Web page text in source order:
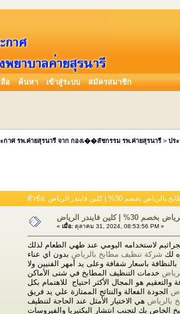
อ ค้นหา เข้าสู่ระบบ สมัครสมาชิก
กาศ รพ.ค่ายสุรนารี จาก กองเ��สัชกรรม รพ.ค่ายสุรนารี > ปร
فايندر الرياض
« เมื่อ: ตุลาคม 31, 2024, 08:53:56 PM »
لاستخدامه اليومي عند طهي الطعام لذلك
لك شركة تنظيف مطابخ بالرياض بدون اي عناء
باسعار شفافة وعلى يد أمهر الفنيين ولا
خدمات التنظيف المطابخ في شتى الأماكن
هو المجال الأكثر احتياج للاهتمام بكل
الجودة الفعالة والنتائج الممتازة علي يد فريق
بالرياض هي الاختيار الأمثل عند الحاجة لتنظيف